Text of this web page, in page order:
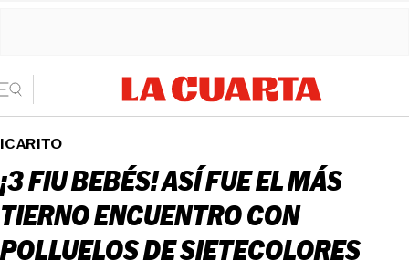
ICARITO
¡3 FIU BEBÉS! ASÍ FUE EL MÁS
TIERNO ENCUENTRO CON
POLLUELOS DE SIETECOLORES